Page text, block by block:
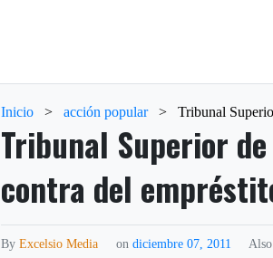
Inicio > acción popular > Tribunal
Tribunal Superior
contra del
ByExcelsio Media ondiciembre 07, 2011